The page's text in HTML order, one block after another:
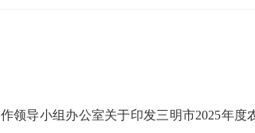
导小组办公室关于印发三明市2025年度